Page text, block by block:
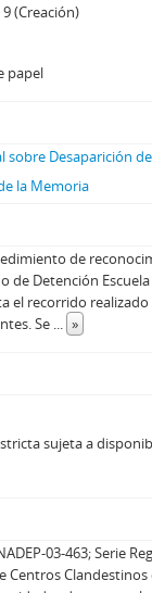
(Creación)
papel
sobre Desaparición
la Memoria
de
de Detención
el recorrido
Se
»
sujeta a
03-463; Serie
Clandestinos